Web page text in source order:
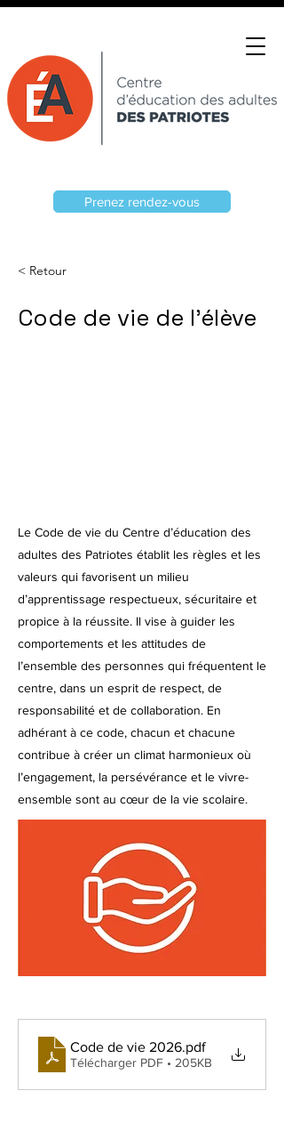
Prenez rendez-vous
< Retour
Code de vie de l'élève
Le Code de vie du Centre d’éducation des
adultes des Patriotes établit les règles et les
valeurs qui favorisent un milieu
d’apprentissage respectueux, sécuritaire et
propice à la réussite. Il vise à guider les
comportements et les attitudes de
l’ensemble des personnes qui fréquentent le
centre, dans un esprit de respect, de
responsabilité et de collaboration. En
adhérant à ce code, chacun et chacune
contribue à créer un climat harmonieux où
l’engagement, la persévérance et le vivre-
ensemble sont au cœur de la vie scolaire.
Code de vie 2026.pdf
Télécharger PDF • 205KB